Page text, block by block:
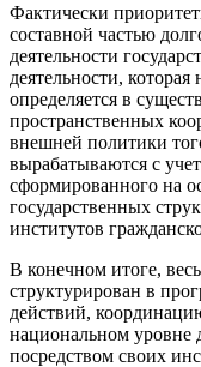
Фактически
составной частью
деятельности
деятельности,
определяется в
пространственных
внешней политики
вырабатываются с
сформированного на
государственных
институтов
В конечном итоге,
структурирован в
действий,
национальном уровне
посредством своих